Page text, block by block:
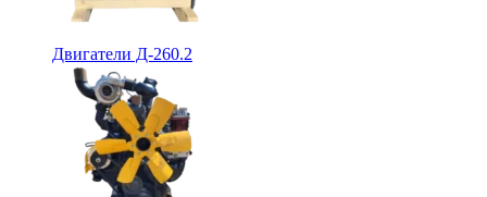
Двигатели Д-260.2